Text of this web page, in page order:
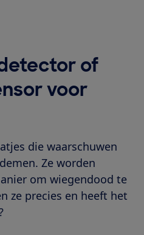
of
voor
die waarschuwen
Ze worden
om wiegendood te
ze precies en heeft het